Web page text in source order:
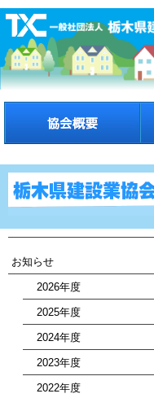
お知らせ
2026年度
2025年度
2024年度
2023年度
2022年度